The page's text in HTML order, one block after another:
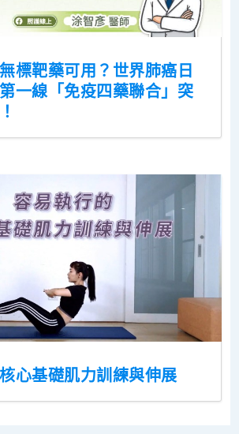
標靶藥可用？世界肺癌日
一線「免疫四藥聯合」突
心基礎肌力訓練與伸展